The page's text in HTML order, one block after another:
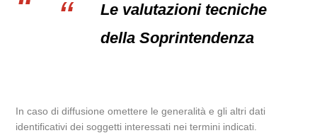
Le valutazioni tecniche
della Soprintendenza
In caso di diffusione omettere le generalità e gli altri dati
identificativi dei soggetti interessati nei termini indicati.